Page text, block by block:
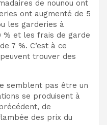
de nounou ont
ont augmenté de 5
les garderies à
% et les frais de garde
7 %. C’est à ce
trouver des
semblent pas être un
se produisent à
de
des prix du